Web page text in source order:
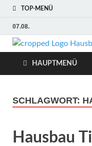
TOP-MENÜ
07.08.
HAUPTMENÜ
SCHLAGWORT:
Hausbau